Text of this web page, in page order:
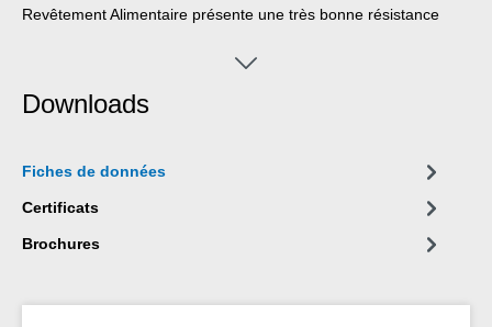
Revêtement Alimentaire présente une très bonne résistance
comme les pompes, les convoyeurs, les vis de levage, les
alimentaire, ce revêtement convient aux applications dans le
cuisines industrielles, les boulangeries ou dans la production
alimentaire. Revêtement Alimentaire convient seul ou en
Downloads
Fiches de données
Certificats
Brochures